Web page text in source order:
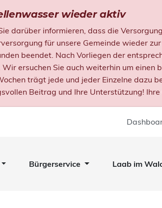
wieder aktiv
darüber informieren, dass die
für unsere Gemeinde wieder
beendet. Nach Vorliegen der
ersuchen Sie auch weiterhin um einen
trägt jede und jeder Einzelne dazu
Beitrag und Ihre Unterstützung!
Bürgerservice Laab im